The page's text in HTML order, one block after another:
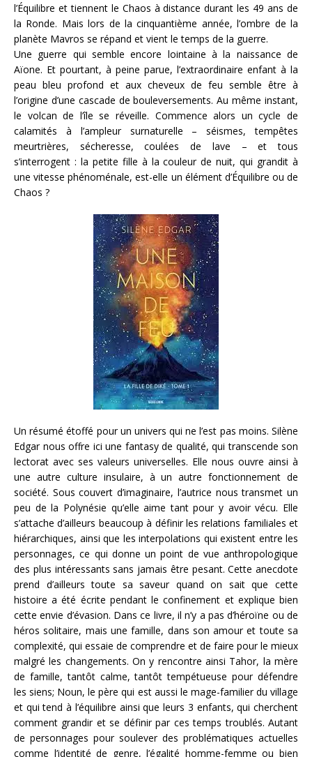
l’Équilibre et tiennent le Chaos à distance durant les 49 ans de
la Ronde. Mais lors de la cinquantième année, l’ombre de la
planète Mavros se répand et vient le temps de la guerre.
Une guerre qui semble encore lointaine à la naissance de
Aïone. Et pourtant, à peine parue, l’extraordinaire enfant à la
peau bleu profond et aux cheveux de feu semble être à
l’origine d’une cascade de bouleversements. Au même instant,
le volcan de l’île se réveille. Commence alors un cycle de
calamités à l’ampleur surnaturelle – séismes, tempêtes
meurtrières, sécheresse, coulées de lave – et tous
s’interrogent : la petite fille à la couleur de nuit, qui grandit à
une vitesse phénoménale, est-elle un élément d’Équilibre ou de
Chaos ?
Un résumé étoffé pour un univers qui ne l’est pas moins. Silène
Edgar nous offre ici une fantasy de qualité, qui transcende son
lectorat avec ses valeurs universelles. Elle nous ouvre ainsi à
une autre culture insulaire, à un autre fonctionnement de
société. Sous couvert d’imaginaire, l’autrice nous transmet un
peu de la Polynésie qu’elle aime tant pour y avoir vécu. Elle
s’attache d’ailleurs beaucoup à définir les relations familiales et
hiérarchiques, ainsi que les interpolations qui existent entre les
personnages, ce qui donne un point de vue anthropologique
des plus intéressants sans jamais être pesant. Cette anecdote
prend d’ailleurs toute sa saveur quand on sait que cette
histoire a été écrite pendant le confinement et explique bien
cette envie d’évasion. Dans ce livre, il n’y a pas d’héroïne ou de
héros solitaire, mais une famille, dans son amour et toute sa
complexité, qui essaie de comprendre et de faire pour le mieux
malgré les changements. On y rencontre ainsi Tahor, la mère
de famille, tantôt calme, tantôt tempétueuse pour défendre
les siens; Noun, le père qui est aussi le mage-familier du village
et qui tend à l’équilibre ainsi que leurs 3 enfants, qui cherchent
comment grandir et se définir par ces temps troublés. Autant
de personnages pour soulever des problématiques actuelles
comme l’identité de genre, l’égalité homme-femme ou bien